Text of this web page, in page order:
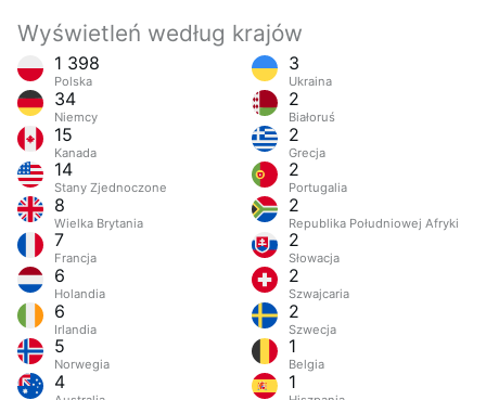
Wyświetleń według krajów
1 398
Polska
34
Niemcy
15
Kanada
14
Stany Zjednoczone
8
Wielka Brytania
7
Francja
6
Holandia
6
Irlandia
5
Norwegia
4
3
Ukraina
2
Białoruś
2
Grecja
2
Portugalia
2
Republika Południowej Afryki
2
Słowacja
2
Szwajcaria
2
Szwecja
1
Belgia
1